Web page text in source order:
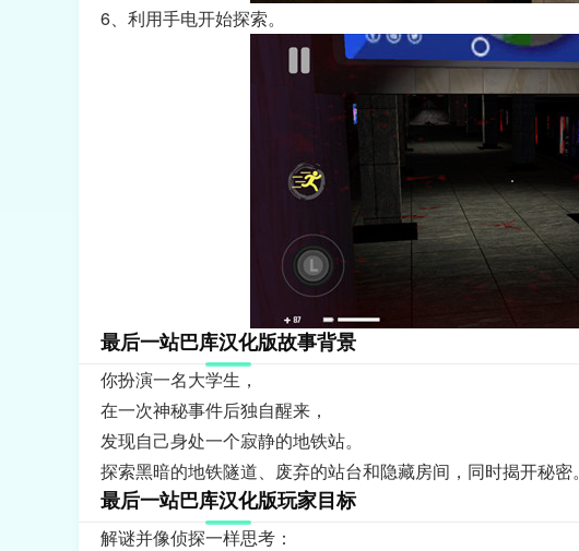
6、利用手电开始探索。
最后一站巴库汉化版故事背景
你扮演一名大学生，
在一次神秘事件后独自醒来，
发现自己身处一个寂静的地铁站。
探索黑暗的地铁隧道、废弃的站台和隐藏房间，同时揭开秘密。
最后一站巴库汉化版玩家目标
解谜并像侦探一样思考：